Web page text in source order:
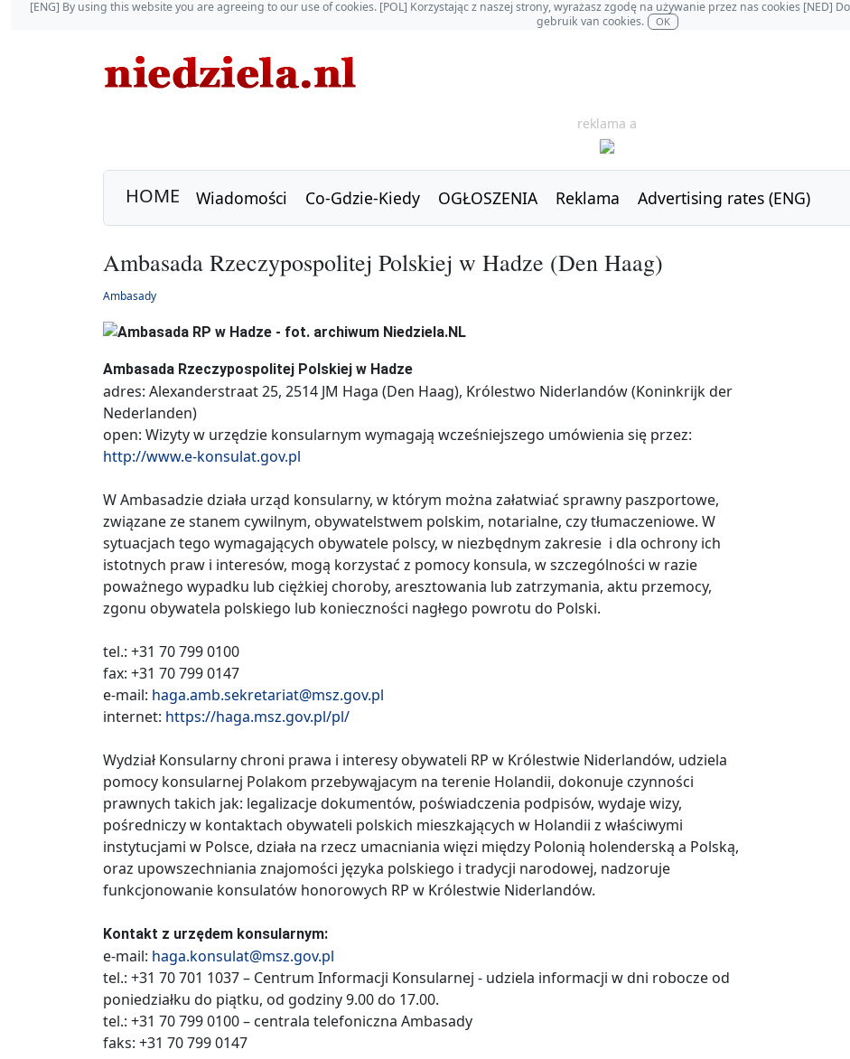
[ENG] By using this website you are agreeing to our use of cookies. [POL] Korzystając z naszej strony, wyrażasz zgodę na używanie przez nas cookies
gebruik van cookies.
OK
reklama a
HOME Wiadomości Co-Gdzie-Kiedy OGŁOSZENIA Reklama Advertising rates (ENG)
Ambasada Rzeczypospolitej Polskiej w Hadze (Den Haag)
Ambasady
Ambasada Rzeczypospolitej Polskiej w Hadze
adres: Alexanderstraat 25, 2514 JM Haga (Den Haag), Królestwo Niderlandów (Koninkrijk der
Nederlanden)
open: Wizyty w urzędzie konsularnym wymagają wcześniejszego umówienia się przez:
http://www.e-konsulat.gov.pl
W Ambasadzie działa urząd konsularny, w którym można załatwiać sprawny paszportowe,
związane ze stanem cywilnym, obywatelstwem polskim, notarialne, czy tłumaczeniowe. W
sytuacjach tego wymagających obywatele polscy, w niezbędnym zakresie i dla ochrony ich
istotnych praw i interesów, mogą korzystać z pomocy konsula, w szczególności w razie
poważnego wypadku lub ciężkiej choroby, aresztowania lub zatrzymania, aktu przemocy,
zgonu obywatela polskiego lub konieczności nagłego powrotu do Polski.
tel.: +31 70 799 0100
fax: +31 70 799 0147
e-mail: haga.amb.sekretariat@msz.gov.pl
internet: https://haga.msz.gov.pl/pl/
Wydział Konsularny chroni prawa i interesy obywateli RP w Królestwie Niderlandów, udziela
pomocy konsularnej Polakom przebywąjacym na terenie Holandii, dokonuje czynności
prawnych takich jak: legalizacje dokumentów, poświadczenia podpisów, wydaje wizy,
pośredniczy w kontaktach obywateli polskich mieszkających w Holandii z właściwymi
instytucjami w Polsce, działa na rzecz umacniania więzi między Polonią holenderską a Polską,
oraz upowszechniania znajomości języka polskiego i tradycji narodowej, nadzoruje
funkcjonowanie konsulatów honorowych RP w Królestwie Niderlandów.
Kontakt z urzędem konsularnym:
e-mail: haga.konsulat@msz.gov.pl
tel.: +31 70 701 1037 – Centrum Informacji Konsularnej - udziela informacji w dni robocze od
poniedziałku do piątku, od godziny 9.00 do 17.00.
tel.: +31 70 799 0100 – centrala telefoniczna Ambasady
faks: +31 70 799 0147